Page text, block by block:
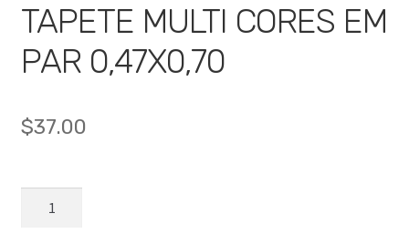
TAPETE MULTI CORES EM
PAR 0,47X0,70
$37.00